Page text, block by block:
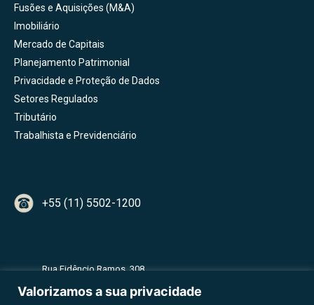
Valorizamos a sua privacidade
Fusões e Aquisições (M&A)
Imobiliário
Mercado de Capitais
Planejamento Patrimonial
Privacidade e Proteção de Dados
Setores Regulados
Tributário
Trabalhista e Previdenciário
+55 (11) 5502-1200
Rua Fidêncio Ramos, 308
CEP 04551-010 - São Paulo - SP